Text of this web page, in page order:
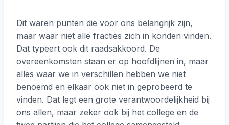
Dit waren punten die voor ons belangrijk zijn,
maar waar niet alle fracties zich in konden vinden.
Dat typeert ook dit raadsakkoord. De
overeenkomsten staan er op hoofdlijnen in, maar
alles waar we in verschillen hebben we niet
benoemd en elkaar ook niet in geprobeerd te
vinden. Dat legt een grote verantwoordelijkheid bij
ons allen, maar zeker ook bij het college en de